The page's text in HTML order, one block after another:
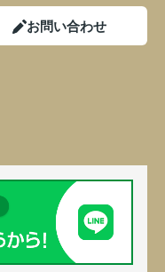
お問い合わせ